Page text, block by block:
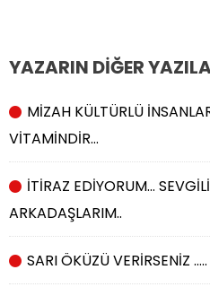
YAZARIN DİĞER
MİZAH KÜLTÜRLÜ
VİTAMİNDİR…
İTİRAZ EDİYORUM…
ARKADAŞLARIM..
SARI ÖKÜZÜ VERİRSENİZ …..